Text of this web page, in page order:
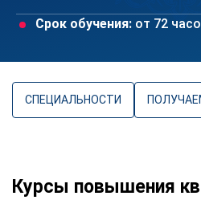
Срок обучения: от 72
СПЕЦИАЛЬНОСТИ
Курсы повышения